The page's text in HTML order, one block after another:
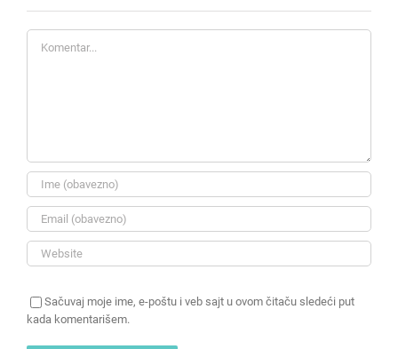
Sačuvaj moje ime, e-poštu i veb sajt u ovom čitaču sledeći put
kada komentarišem.